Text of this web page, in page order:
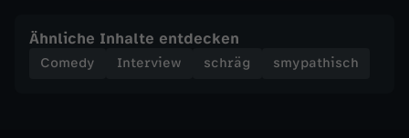
e
Ähnliche Inhalte entdecken
Comedy Interview schräg smypathisch